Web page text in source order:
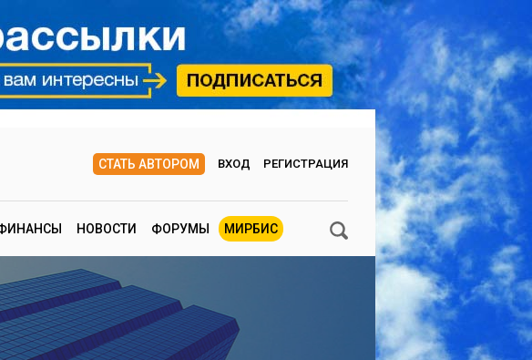
СТАТЬ АВТОРОМ ВХОД РЕГИСТРАЦИЯ
НОВОСТИ ФОРУМЫ МИРБИС